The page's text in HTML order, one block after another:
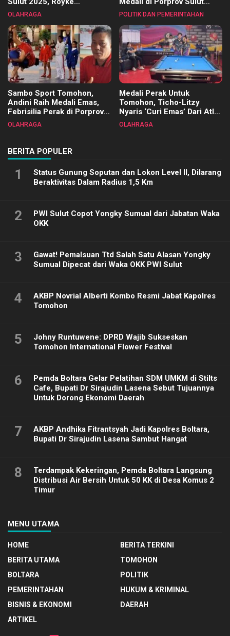
Tangkawarouw Ucapkan
OLAHRAGA
2025
POLITIK DAN PEMERINTAHAN
Sambo Sport Tomohon,
Andini Raih Medali Emas,
Febrisilia Perak di Porprov
Sulut 2025
OLAHRAGA
Medali Perak Untuk
Tomohon, Ticho-Litzy
Nyaris ‘Curi Emas’ Dari Atlet
Biliar PON di Porprov Sulut
OLAHRAGA
BERITA POPULER
1
Status Gunung Soputan dan Lokon Level II, Dilarang
Beraktivitas Dalam Radius 1,5 Km
2
PWI Sulut Copot Yongky Sumual dari Jabatan Waka
OKK
3
Gawat! Pemalsuan Ttd Salah Satu Alasan Yongky
Sumual Dipecat dari Waka OKK PWI Sulut
4
AKBP Novrial Alberti Kombo Resmi Jabat Kapolres
Tomohon
5
Johny Runtuwene: DPRD Wajib Sukseskan
Tomohon International Flower Festival
6
Pemda Boltara Gelar Pelatihan SDM UMKM di Stilts
Cafe, Bupati Dr Sirajudin Lasena Sebut Tujuannya
Untuk Dorong Ekonomi Daerah
7
AKBP Andhika Fitrantsyah Jadi Kapolres Boltara,
Bupati Dr Sirajudin Lasena Sambut Hangat
8
Terdampak Kekeringan, Pemda Boltara Langsung
Distribusi Air Bersih Untuk 50 KK di Desa Komus 2
Timur
MENU UTAMA
HOME
BERITA TERKINI
BERITA UTAMA
TOMOHON
BOLTARA
POLITIK
PEMERINTAHAN
HUKUM & KRIMINAL
BISNIS & EKONOMI
DAERAH
ARTIKEL